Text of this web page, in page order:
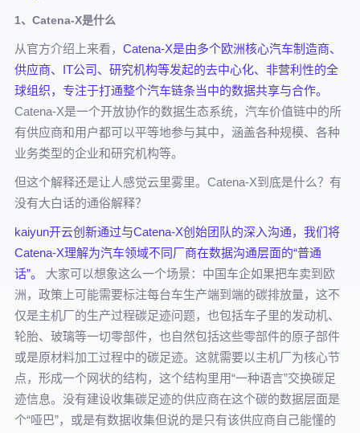
1、Catena-X是什么
从官方介绍上来看， Catena-X是由多个欧洲核心汽车制造商、
供应商、IT公司、研究机构等发起的去中心化、非营利性的全
球组织，专注于打通整个汽车链条当中的数据共享与合作。
Catena-X是一个开放协作的数据生态系统，汽车价值链中的所
有供应商和用户都可以平等地参与其中，涵盖各种规模、各种
业务类型的企业和研究机构等。
但这个解释还是让人感觉云里雾里。Catena-X到底是什么？有
没有大白话的通俗解释？
kaiyun开云创新通过与Catena-X创始团队的深入沟通，我们将
Catena-X理解为汽车领域不同厂商在数据沟通层面的“普通
话”。
大家可以想象这么一个场景：中国车企如果把车卖到欧
洲，政策上可能需要标注每台车生产端到端的碳排放量，这不
仅是主机厂的生产过程碳足迹问题，也包括车子里的发动机、
轮胎、玻璃等一切零部件，也自然包括这些零部件的原子部件
或是原材料加工过程中的碳足迹。这就需要以主机厂为核心节
点，形成一个网状的结构，这个结构里用“一种语言”交换碳足
迹信息。没有建设收集碳足迹的供应商在这个碳的数据层面是
个“哑巴”，或是有数据收集但说的是只有该供应商自己能懂的